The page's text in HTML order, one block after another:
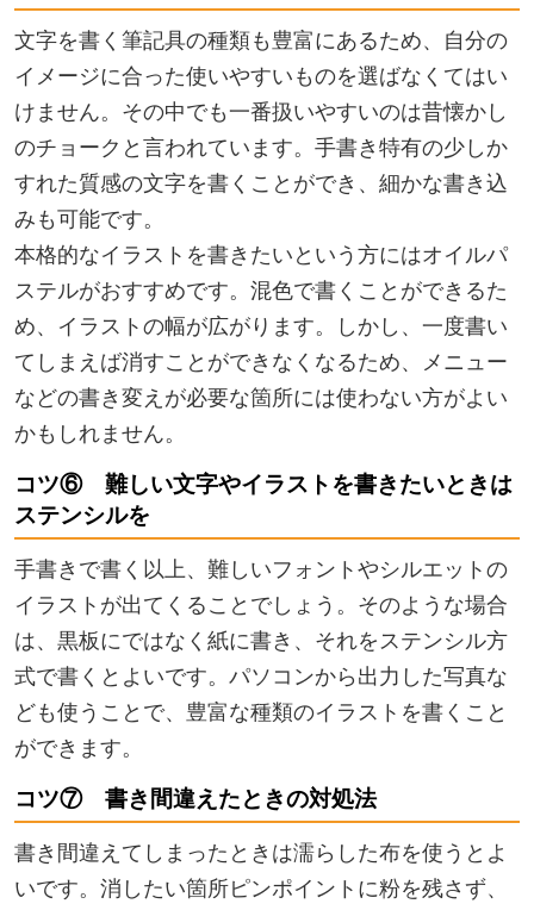
文字を書く筆記具の種類も豊富にあるため、自分の
イメージに合った使いやすいものを選ばなくてはい
けません。その中でも一番扱いやすいのは昔懐かし
のチョークと言われています。手書き特有の少しか
すれた質感の文字を書くことができ、細かな書き込
みも可能です。
本格的なイラストを書きたいという方にはオイルパ
ステルがおすすめです。混色で書くことができるた
め、イラストの幅が広がります。しかし、一度書い
てしまえば消すことができなくなるため、メニュー
などの書き変えが必要な箇所には使わない方がよい
かもしれません。
コツ⑥ 難しい文字やイラストを書きたいときは
ステンシルを
手書きで書く以上、難しいフォントやシルエットの
イラストが出てくることでしょう。そのような場合
は、黒板にではなく紙に書き、それをステンシル方
式で書くとよいです。パソコンから出力した写真な
ども使うことで、豊富な種類のイラストを書くこと
ができます。
コツ⑦ 書き間違えたときの対処法
書き間違えてしまったときは濡らした布を使うとよ
いです。消したい箇所ピンポイントに粉を残さず、